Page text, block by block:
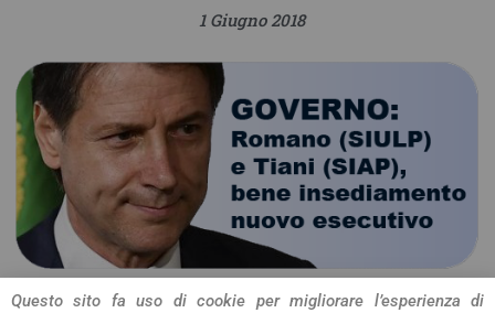
1 Giugno 2018
Questo sito fa uso di cookie per migliorare l’esperienza di